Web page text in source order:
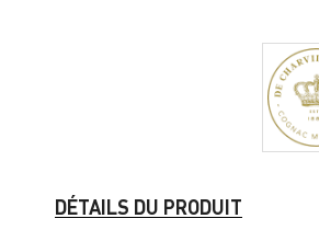
DÉTAILS DU PRODUIT